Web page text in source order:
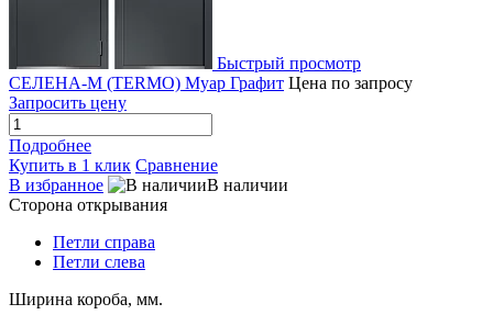
Быстрый просмотр
СЕЛЕНА-М (TERMO) Муар Графит Цена по запросу
Запросить цену
Подробнее
Купить в 1 клик Сравнение
В избранное
В наличии
Сторона открывания
Петли справа
Петли слева
Ширина короба, мм.